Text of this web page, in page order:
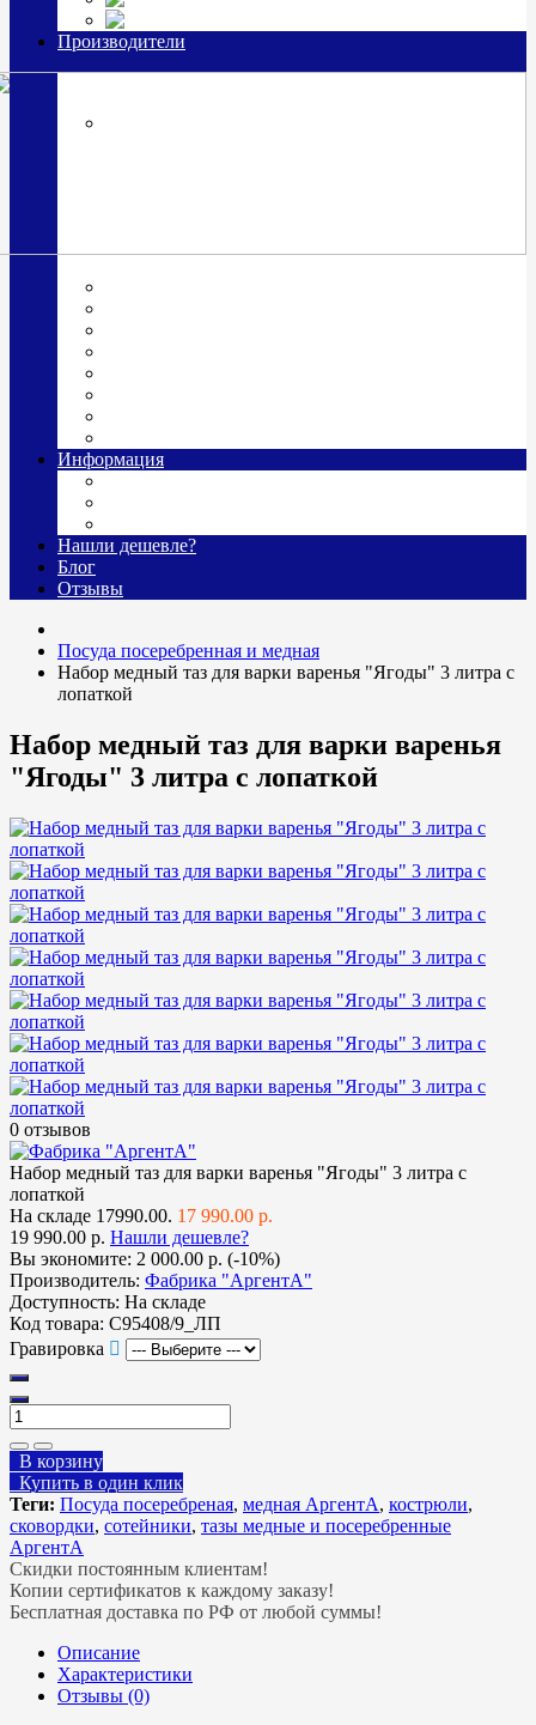
Производители
Информация
Нашли дешевле?
Блог
Отзывы
Посуда посеребренная и медная
Набор медный таз для варки варенья "Ягоды" 3 литра с
лопаткой
Набор медный таз для варки варенья
"Ягоды" 3 литра с лопаткой
0 отзывов
Набор медный таз для варки варенья "Ягоды" 3 литра с
лопаткой
На складе 17990.00. 17 990.00 р.
19 990.00 р. Нашли дешевле?
Вы экономите: 2 000.00 р. (-10%)
Производитель: Фабрика "АргентА"
Доступность: На складе
Код товара: С95408/9_ЛП
Гравировка
В корзину
Купить в один клик
Теги: Посуда посеребреная, медная АргентА, кострюли,
сковордки, сотейники, тазы медные и посеребренные
АргентА
Скидки постоянным клиентам!
Копии сертификатов к каждому заказу!
Бесплатная доставка по РФ от любой суммы!
Описание
Характеристики
Отзывы (0)